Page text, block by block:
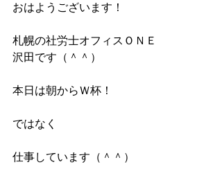
おはようございます！
札幌の社労士オフィスＯＮＥ
沢田です（＾＾）
本日は朝からＷ杯！
ではなく
仕事しています（＾＾）